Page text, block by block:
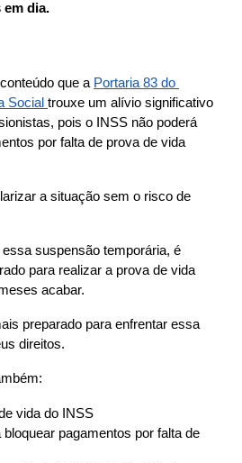
em dia.
que a Portaria 83 do
Social trouxe um alívio significativo
pois o INSS não poderá
por falta de prova de vida
a situação sem o risco de
suspensão temporária, é
para realizar a prova de vida
acabar.
preparado para enfrentar essa
direitos.
vida do INSS
bloquear pagamentos por falta de